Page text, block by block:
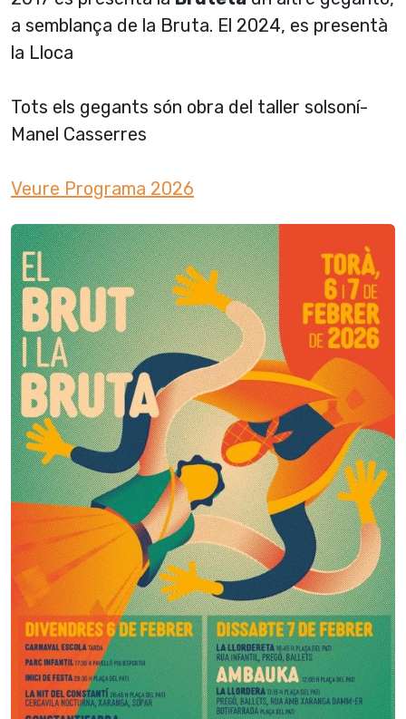
a semblança de la Bruta. El 2024, es presentà
la Lloca
Tots els gegants són obra del taller solsoní­
Manel Casserres
Veure Programa 2026